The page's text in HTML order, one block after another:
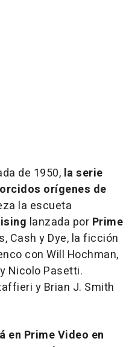
de 1950, la serie
orígenes de
la escueta
lanzada por Prime
Cash y Dye, la ficción
con Will Hochman,
Nicolo Pasetti.
y Brian J. Smith
en Prime Video en